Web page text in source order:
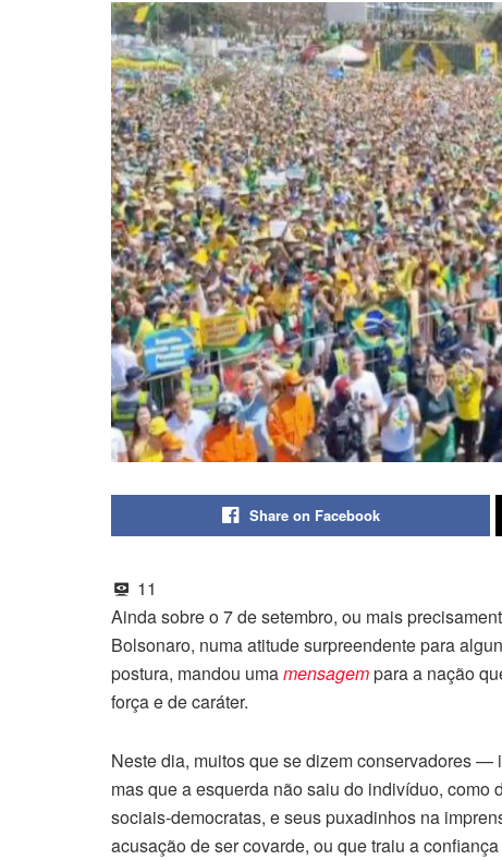
Share on Facebook
11
Ainda sobre o 7 de setembro, ou mais
Bolsonaro, numa atitude surpreendente para
postura, mandou umamensagempara a nação
força e de caráter.
Neste dia, muitos que se dizem conservadores
mas que a esquerda não saiu do indivíduo, como
sociais-democratas, e seus puxadinhos na
acusação de ser covarde, ou que traiu a